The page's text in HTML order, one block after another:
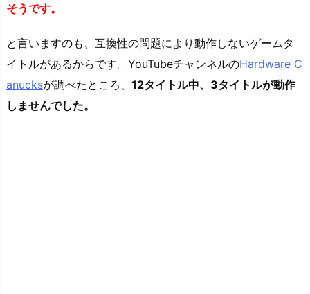
そうです。
と言いますのも、互換性の問題により動作しないゲームタ
イトルがあるからです。YouTubeチャンネルのHardware C
anucksが調べたところ、 12タイトル中、3タイトルが動作
しませんでした。